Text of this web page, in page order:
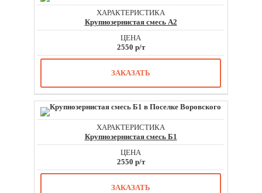
Крупнозернистая смесь А2
2550 р/т
ЗАКАЗАТЬ
Крупнозернистая смесь Б1
2550 р/т
ЗАКАЗАТЬ